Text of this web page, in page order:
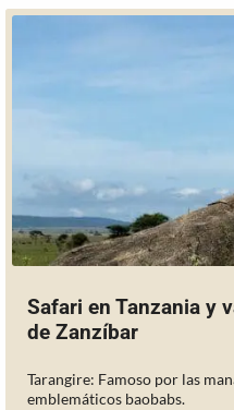
Safari en Tanzania y
de Zanzíbar
Tarangire: Famoso por las
emblemáticos baobabs.